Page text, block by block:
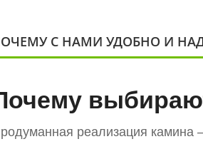
С НАМИ УДОБНО И
реализация камина